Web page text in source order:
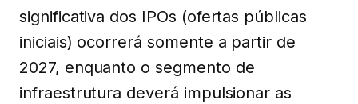
significativa dos IPOs (ofertas públicas
iniciais) ocorrerá somente a partir de
2027, enquanto o segmento de
infraestrutura deverá impulsionar as